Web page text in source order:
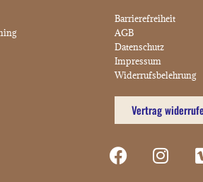
Barrierefreiheit
AGB
Datenschutz
Impressum
Widerrufsbelehrung
Vertrag